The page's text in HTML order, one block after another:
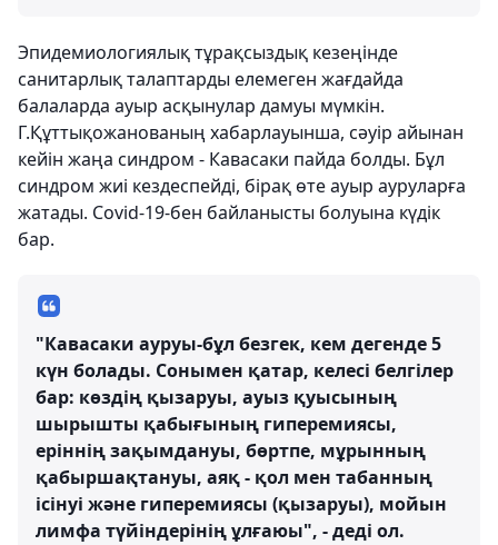
Эпидемиологиялық тұрақсыздық кезеңінде
санитарлық талаптарды елемеген жағдайда
балаларда ауыр асқынулар дамуы мүмкін.
Г.Құттықожанованың хабарлауынша, сәуір айынан
кейін жаңа синдром - Кавасаки пайда болды. Бұл
синдром жиі кездеспейді, бірақ өте ауыр ауруларға
жатады. Covid-19-бен байланысты болуына күдік
бар.
"Кавасаки ауруы-бұл безгек, кем дегенде 5
күн болады. Сонымен қатар, келесі белгілер
бар: көздің қызаруы, ауыз қуысының
шырышты қабығының гиперемиясы,
еріннің зақымдануы, бөртпе, мұрынның
қабыршақтануы, аяқ - қол мен табанның
ісінуі және гиперемиясы (қызаруы), мойын
лимфа түйіндерінің ұлғаюы", - деді ол.